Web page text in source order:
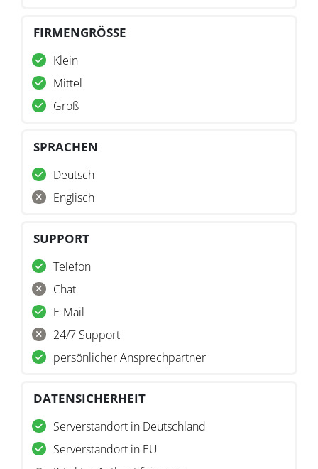
FIRMENGRÖSSE
Klein
Mittel
Groß
SPRACHEN
Deutsch
Englisch
SUPPORT
Telefon
Chat
E-Mail
24/7 Support
persönlicher Ansprechpartner
DATENSICHERHEIT
Serverstandort in Deutschland
Serverstandort in EU